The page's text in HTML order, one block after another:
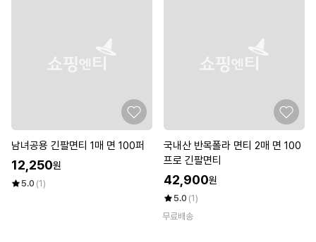
남녀공용 긴팔면티 1매 면 100퍼
12,250원
5.0 (1)
국내산 반목폴라 면티 2매 면 100
프로 긴팔면티
42,900원
5.0 (1)
무료배송